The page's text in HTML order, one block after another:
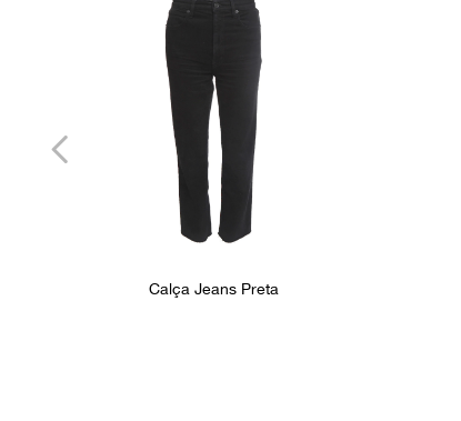
Calça Jeans Preta